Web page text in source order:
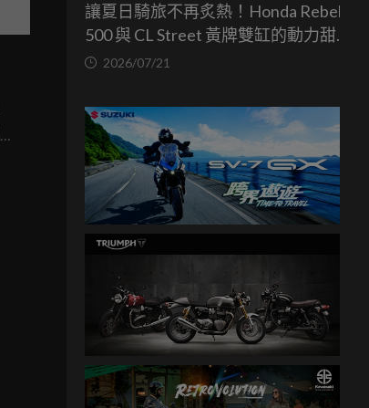
讓夏日騎旅不再炙熱！Honda Rebel
500 與 CL Street 黃牌雙缸的動力甜蜜
點 2026/07/21